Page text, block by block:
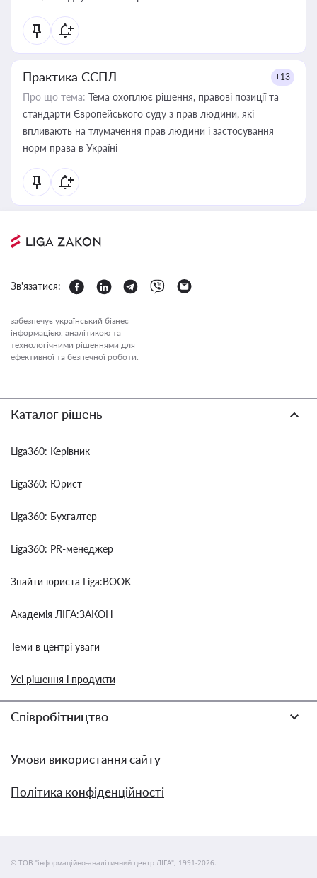
Практика ЄСПЛ +13
Про що тема: Тема охоплює рішення, правові позиції та
стандарти Європейського суду з прав людини, які
впливають на тлумачення прав людини і застосування
норм права в Україні
Зв'язатися:
забезпечує український бізнес
інформацією, аналітикою та
технологічними рішеннями для
ефективної та безпечної роботи.
Каталог рішень
Liga360: Керівник
Liga360: Юрист
Liga360: Бухгалтер
Liga360: PR-менеджер
Знайти юриста Liga:BOOK
Академія ЛІГА:ЗАКОН
Теми в центрі уваги
Усі рішення і продукти
Співробітництво
Умови використання сайту
Політика конфіденційності
© ТОВ "інформаційно-аналітичний центр ЛІГА", 1991-2026.